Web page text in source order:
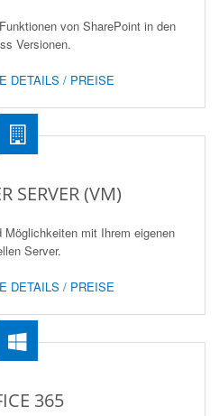
von SharePoint in den
Versionen.
DETAILS / PREISE
SERVER (VM)
mit Ihrem eigenen
Server.
DETAILS / PREISE
365